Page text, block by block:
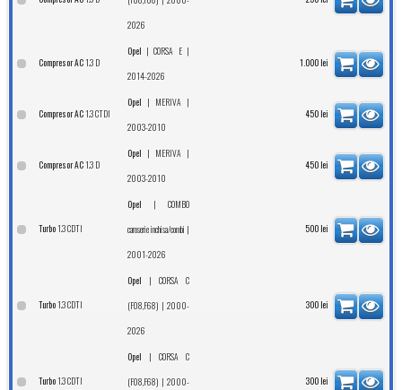
2026
Compresor AC 1.3 D
Opel |CORSA E|
2014-2026
1.000 lei
Compresor AC 1.3 CTDI
Opel | MERIVA |
2003-2010
450 lei
Compresor AC 1.3 D
Opel | MERIVA |
2003-2010
450 lei
Turbo 1.3 CDTI
Opel |COMBO
caroserie inchisa/combi |
2001-2026
500 lei
Turbo 1.3 CDTI
Opel |CORSA C
(F08,F68) | 2000-
2026
300 lei
Turbo 1.3 CDTI
Opel |CORSA C
(F08,F68) | 2000-
300 lei